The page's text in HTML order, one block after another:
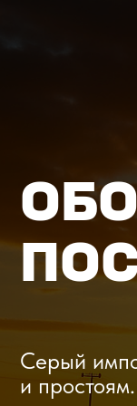
Серый
и простоям.
проверки с
и легально